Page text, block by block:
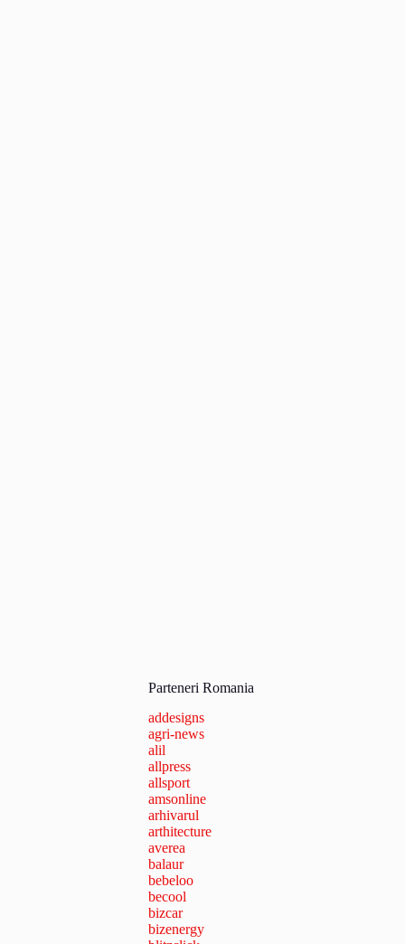
Parteneri Romania
addesigns
agri-news
alil
allpress
allsport
amsonline
arhivarul
arthitecture
averea
balaur
bebeloo
becool
bizcar
bizenergy